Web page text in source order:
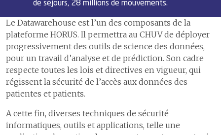
de séjours, 28 millions de mouvements.
Le Datawarehouse est l’un des composants de la
plateforme HORUS. Il permettra au CHUV de déployer
progressivement des outils de science des données,
pour un travail d’analyse et de prédiction. Son cadre
respecte toutes les lois et directives en vigueur, qui
régissent la sécurité de l’accès aux données des
patientes et patients.
A cette fin, diverses techniques de sécurité
informatiques, outils et applications, telle une